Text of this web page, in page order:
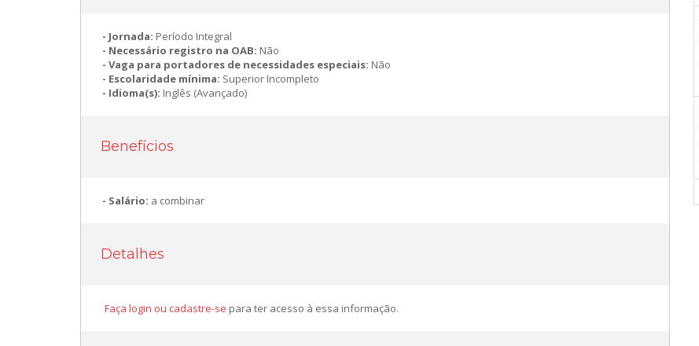
Jornada: Período Integral
Necessário registro na OAB: Não
Vaga para portadores de necessidades especiais: Não
Escolaridade mínima: Superior Incompleto
Idioma(s): Inglês (Avançado)
Benefícios
Salário: a combinar
Detalhes
Faça login ou cadastre-se para ter acesso à essa informação.